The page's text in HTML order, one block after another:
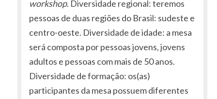
workshop. Diversidade regional: teremos
pessoas de duas regiões do Brasil: sudeste e
centro-oeste. Diversidade de idade: a mesa
será composta por pessoas jovens, jovens
adultos e pessoas com mais de 50 anos.
Diversidade de formação: os(as)
participantes da mesa possuem diferentes